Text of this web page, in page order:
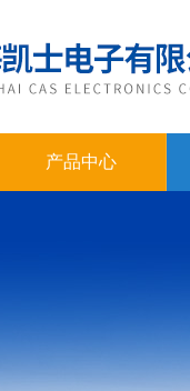
产品中心